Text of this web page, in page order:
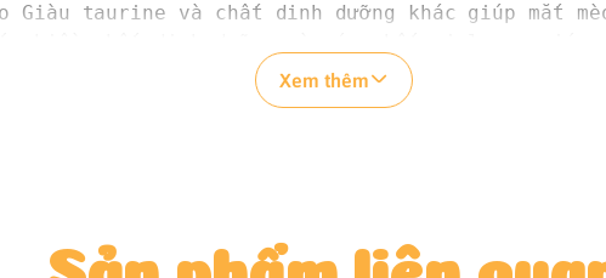
Giàu taurine và chất dinh dưỡng khác giúp mắt
thức chế biến ít chất béo giúp mèo duy trì cơ
Xem thêm
Sản phẩm liên